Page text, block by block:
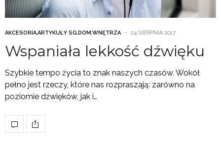
AKCESORIA,ARTYKUŁY SG,DOM,WNĘTRZA 24 SIERPNIA 2017
Wspaniała lekkość dźwięku
Szybkie tempo życia to znak naszych czasów. Wokół
pełno jest rzeczy, które nas rozpraszają: zarówno na
poziomie dźwięków, jak i…